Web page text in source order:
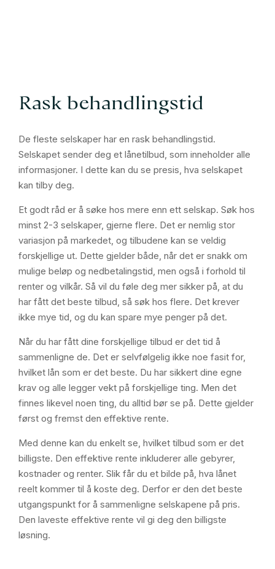
Rask behandlingstid
De fleste selskaper har en rask behandlingstid.
Selskapet sender deg et lånetilbud, som inneholder alle
informasjoner. I dette kan du se presis, hva selskapet
kan tilby deg.
Et godt råd er å søke hos mere enn ett selskap. Søk hos
minst 2-3 selskaper, gjerne flere. Det er nemlig stor
variasjon på markedet, og tilbudene kan se veldig
forskjellige ut. Dette gjelder både, når det er snakk om
mulige beløp og nedbetalingstid, men også i forhold til
renter og vilkår. Så vil du føle deg mer sikker på, at du
har fått det beste tilbud, så søk hos flere. Det krever
ikke mye tid, og du kan spare mye penger på det.
Når du har fått dine forskjellige tilbud er det tid å
sammenligne de. Det er selvfølgelig ikke noe fasit for,
hvilket lån som er det beste. Du har sikkert dine egne
krav og alle legger vekt på forskjellige ting. Men det
finnes likevel noen ting, du alltid bør se på. Dette gjelder
først og fremst den effektive rente.
Med denne kan du enkelt se, hvilket tilbud som er det
billigste. Den effektive rente inkluderer alle gebyrer,
kostnader og renter. Slik får du et bilde på, hva lånet
reelt kommer til å koste deg. Derfor er den det beste
utgangspunkt for å sammenligne selskapene på pris.
Den laveste effektive rente vil gi deg den billigste
løsning.